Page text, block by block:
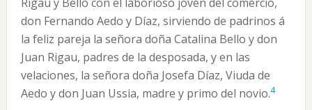
don Fernando Aedo y Díaz, sirviendo de padrinos á
la feliz pareja la señora doña Catalina Bello y don
Juan Rigau, padres de la desposada, y en las
velaciones, la señora doña Josefa Díaz, Viuda de
Aedo y don Juan Ussia, madre y primo del novio.4